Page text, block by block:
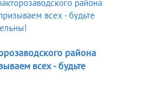
района
всех - будьте